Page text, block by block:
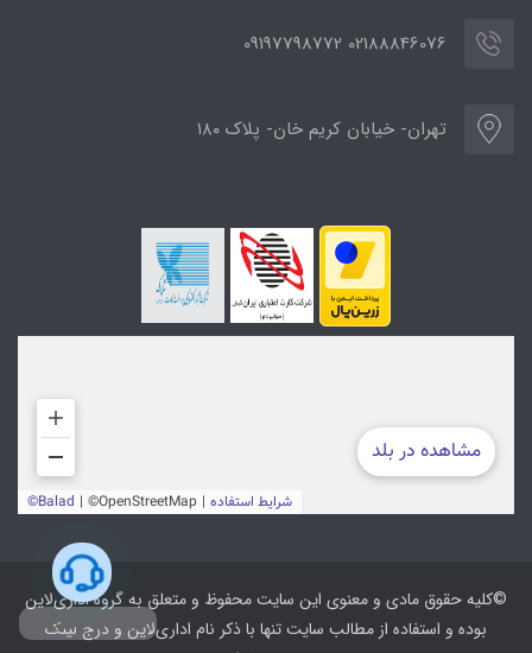
02188846076 09197798772
تهران- خیابان کریم خان- پلاک ۱۸۰
ارتباط با پشتیبانی
©کلیه حقوق مادی و معنوی این سایت محفوظ و متعلق به گروه اداری‌لاین
بوده و استفاده از مطالب سایت تنها با ذکر نام اداری‌لاین و درج لینک